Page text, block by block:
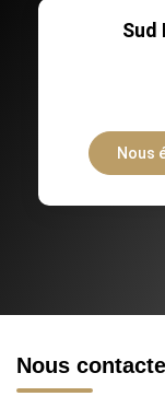
Sud
Nous
Nous